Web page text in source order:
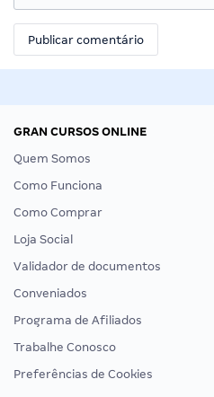
GRAN CURSOS ONLINE
Quem Somos
Como Funciona
Como Comprar
Loja Social
Validador de documentos
Conveniados
Programa de Afiliados
Trabalhe Conosco
Preferências de Cookies